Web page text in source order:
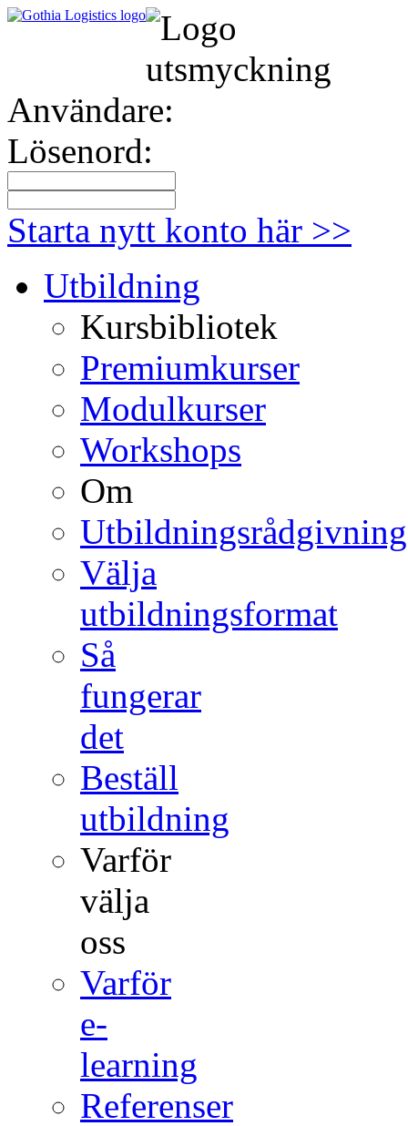
Användare:
Lösenord:
Starta nytt konto här >>
Utbildning
Kursbibliotek
Premiumkurser
Modulkurser
Workshops
Om
Utbildningsrådgivning
Välja
utbildningsformat
Så
fungerar
det
Beställ
utbildning
Varför
välja
oss
Varför
e-
learning
Referenser